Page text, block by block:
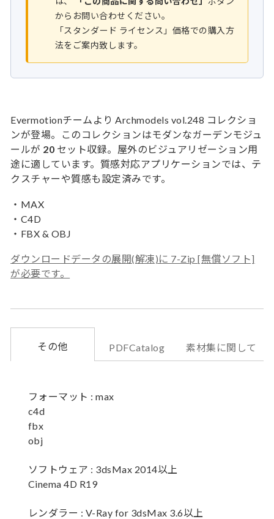
からお問い合わせください。
「スタンダード ライセンス」価格での購入方
法をご案内致します。
Evermotionチームより Archmodels vol.248 コレクショ
ンが登場。このコレクションはモダンなガーデンモジュ
ールが 20 セット収録。屋外のビジュアリゼーション用
途に適しています。質感対応アプリケーションでは、テ
クスチャーや質感も設定済みです。
・MAX
・C4D
・FBX & OBJ
ダウンロードデータの展開(解凍)に 7-Zip [無償ソフト]
が必要です。
その他 PDFCatalog 素材集に関して
フォーマット : max
c4d
fbx
obj
ソフトウェア : 3dsMax 2014以上
Cinema 4D R19
レンダラー : V-Ray for 3dsMax 3.6以上